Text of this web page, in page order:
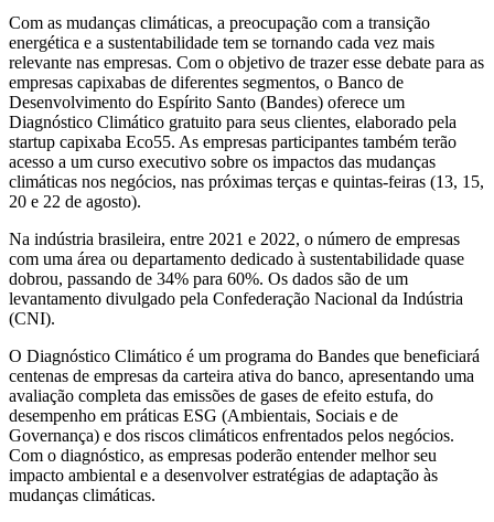
Com as mudanças climáticas, a preocupação com a transição
energética e a sustentabilidade tem se tornando cada vez mais
relevante nas empresas. Com o objetivo de trazer esse debate para as
empresas capixabas de diferentes segmentos, o Banco de
Desenvolvimento do Espírito Santo (Bandes) oferece um
Diagnóstico Climático gratuito para seus clientes, elaborado pela
startup capixaba Eco55. As empresas participantes também terão
acesso a um curso executivo sobre os impactos das mudanças
climáticas nos negócios, nas próximas terças e quintas-feiras (13, 15,
20 e 22 de agosto).
Na indústria brasileira, entre 2021 e 2022, o número de empresas
com uma área ou departamento dedicado à sustentabilidade quase
dobrou, passando de 34% para 60%. Os dados são de um
levantamento divulgado pela Confederação Nacional da Indústria
(CNI).
O Diagnóstico Climático é um programa do Bandes que beneficiará
centenas de empresas da carteira ativa do banco, apresentando uma
avaliação completa das emissões de gases de efeito estufa, do
desempenho em práticas ESG (Ambientais, Sociais e de
Governança) e dos riscos climáticos enfrentados pelos negócios.
Com o diagnóstico, as empresas poderão entender melhor seu
impacto ambiental e a desenvolver estratégias de adaptação às
mudanças climáticas.